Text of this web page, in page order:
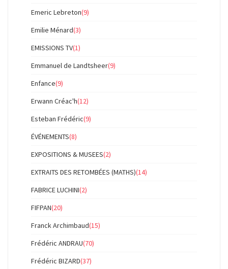
Emeric Lebreton(9)
Emilie Ménard(3)
EMISSIONS TV(1)
Emmanuel de Landtsheer(9)
Enfance(9)
Erwann Créac'h(12)
Esteban Frédéric(9)
ÉVÉNEMENTS(8)
EXPOSITIONS & MUSEES(2)
EXTRAITS DES RETOMBÉES (MATHS)(14)
FABRICE LUCHINI(2)
FIFPAN(20)
Franck Archimbaud(15)
Frédéric ANDRAU(70)
Frédéric BIZARD(37)